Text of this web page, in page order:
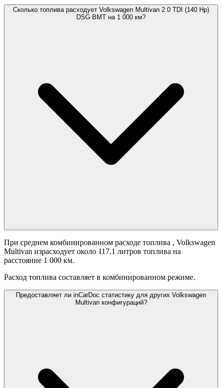
Сколько топлива расходует Volkswagen Multivan 2.0 TDI (140 Hp)
DSG BMT на 1 000 км?
При среднем комбинированном расходе топлива , Volkswagen
Multivan израсходует около 117.1 литров топлива на
расстояние 1 000 км.
Расход топлива составляет в комбинированном режиме.
Предоставляет ли inCarDoc статистику для других Volkswagen
Multivan конфигураций?